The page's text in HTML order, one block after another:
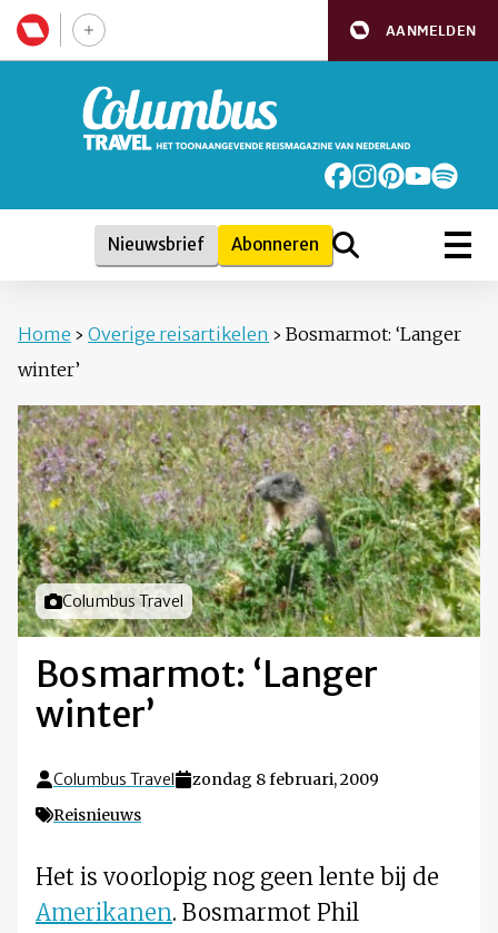
AANMELDEN
Nieuwsbrief Abonneren
Home › Overige reisartikelen › Bosmarmot: ‘Langer
winter’
Foto door
Columbus Travel
Bosmarmot: ‘Langer
winter’
Columbus Travel
zondag 8 februari, 2009
Reisnieuws
Het is voorlopig nog geen lente bij de
Amerikanen. Bosmarmot Phil